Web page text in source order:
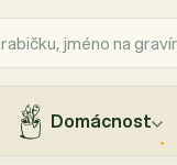
Domácnost